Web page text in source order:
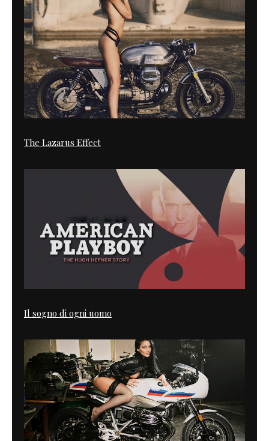
The Lazarus Effect
Il sogno di ogni uomo